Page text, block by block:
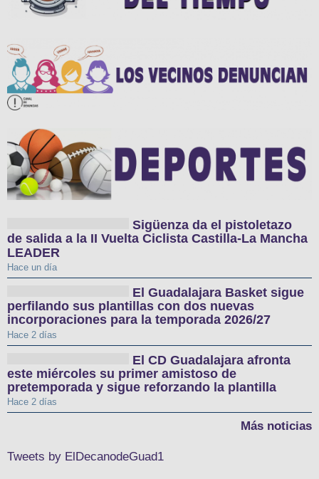
Sigüenza da el pistoletazo
de salida a la II Vuelta Ciclista Castilla-La Mancha
LEADER
Hace un día
El Guadalajara Basket sigue
perfilando sus plantillas con dos nuevas
incorporaciones para la temporada 2026/27
Hace 2 días
El CD Guadalajara afronta
este miércoles su primer amistoso de
pretemporada y sigue reforzando la plantilla
Hace 2 días
Más noticias
Tweets by ElDecanodeGuad1